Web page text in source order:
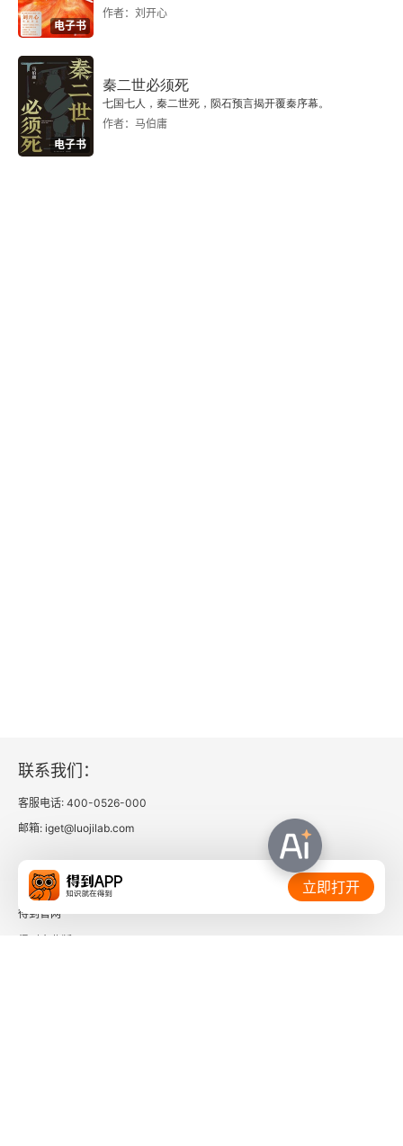
三 天下无二道
四 古今之辩
五 义与我的合一：个体的普遍化
六 道义与功利的二难
一 经纬天地：逸出内圣之境
二 经学的实证化与理性的工具意义
四 造命与循理
五 理欲统一及其内在意蕴
电子书
作者：刘开心
电子书
秦二世必须死
七国七人，秦二世死，陨石预言揭开覆秦序幕。
作者：马伯庸
联系我们：
客服电话: 400-0526-000
邮箱: iget@luojilab.com
相关链接：
得到官网
立即打开